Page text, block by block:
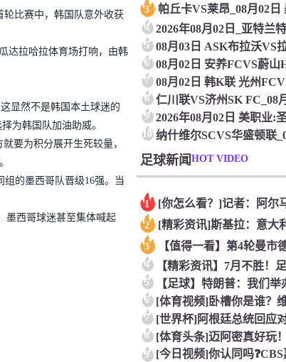
轮比赛中，韩国队意外收获
达拉哈拉体育场打响，由韩
显然不是韩国本土球迷的
为韩国队加油助威。
要为积分展开生死较量，
的墨西哥队晋级16强。当
墨西哥球迷甚至集体喊起
3
4
5
6
7
8
9
10
足球新闻 HOT VIDEO
1
2
3
4
5
6
7
8
9